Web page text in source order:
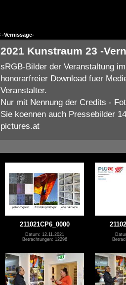
-Vernissage-
2021 Kunstraum 23 -
sRGB-Bilder der Veranstaltung
honorarfreier Download fuer
Veranstalter.
Nur mit Nennung der Credits -
Sie koennen auch Pressebilder
pictures.at
211021CP6_0000
Datum: 12.11.2021
Betrachtungen: 12296